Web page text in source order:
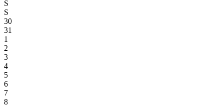
S
S
30
31
1
2
3
4
5
6
7
8